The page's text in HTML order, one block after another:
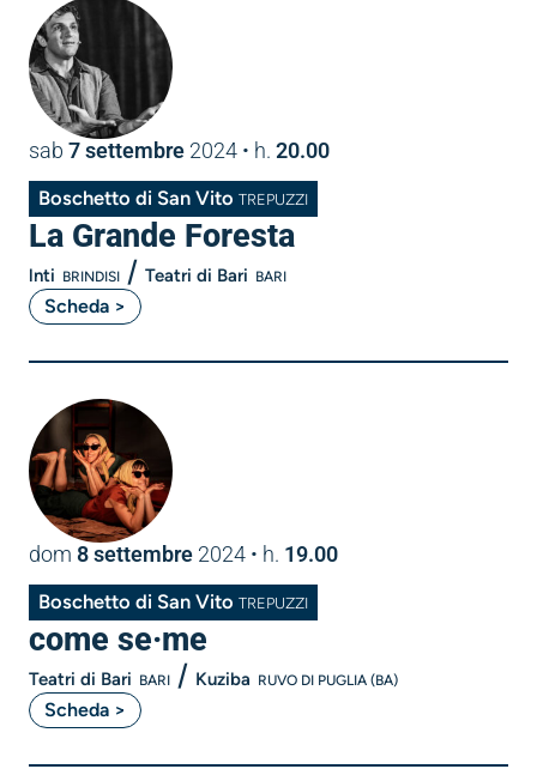
sab 7 settembre 2024 • h. 20.00
Boschetto di San Vito TREPUZZI
La Grande Foresta
lnti BRINDISI / Teatri di Bari BARI
Scheda >
dom 8 settembre 2024 • h. 19.00
Boschetto di San Vito TREPUZZI
come se·me
Teatri di Bari BARI / Kuziba RUVO DI PUGLIA (BA)
Scheda >